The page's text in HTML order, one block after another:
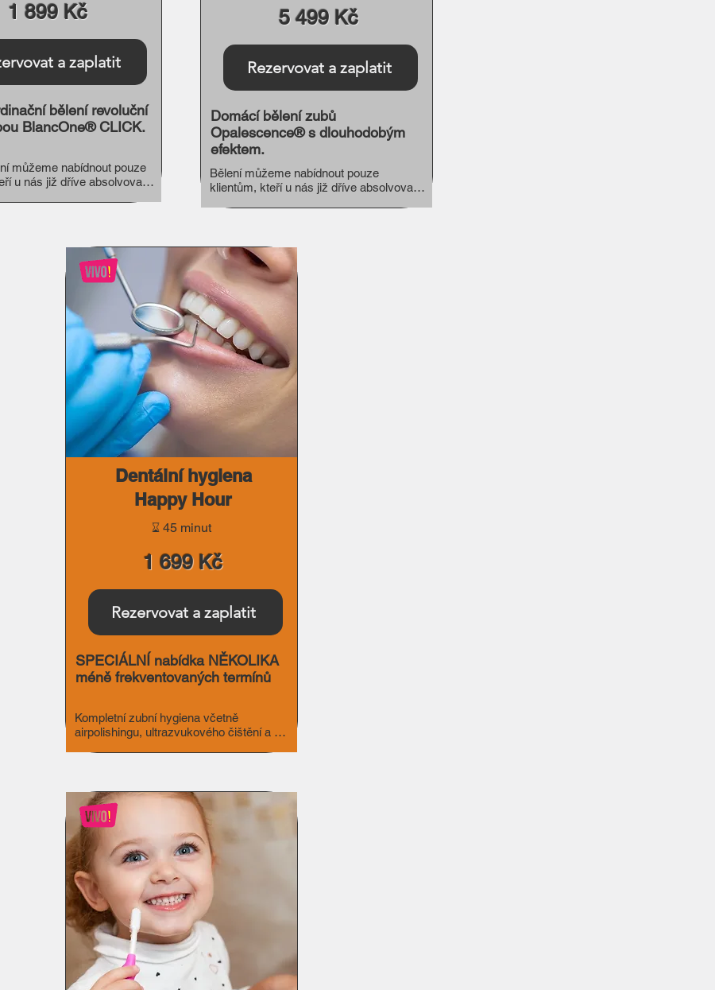
1 899 Kč
a zaplatit
bělení revoluční
BlancOne® CLICK.
můžeme nabídnout pouze
u nás již dříve absolvovali
5 499 Kč
Rezervovat a zaplatit
Domácí bělení zubů
Opalescence® s dlouhodobým
efektem.
Bělení můžeme nabídnout pouze
klientům, kteří u nás již dříve absolvovali
Služba obsahuje:
1) Návštěvu na vyhotovení otisků
2) Návštěvu na předání nosičů, gelů a
instruktáž k domácímu bělení
3) Podporu na telefonu
Objednáváte se na termín vyhotovení
otisků. Další termíny s Vámi domluví
hygienistka nebo naše recepce.
Dentální hygiena
Happy Hour
⌛︎ 45 minut
1 699 Kč
Rezervovat a zaplatit
SPECIÁLNÍ nabídka NĚKOLIKA
méně frekventovaných termínů
Kompletní zubní hygiena včetně
airpolishingu, ultrazvukového čištění a